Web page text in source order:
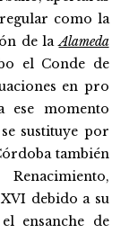
como la
de laAlameda
el Conde de
en pro
ese momento
sustituye por
también
debido a su
ensanche de